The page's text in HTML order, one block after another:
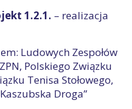
1.2.1. – realizacja
Ludowych Zespołów
Polskiego Związku
Tenisa Stołowego,
Droga”